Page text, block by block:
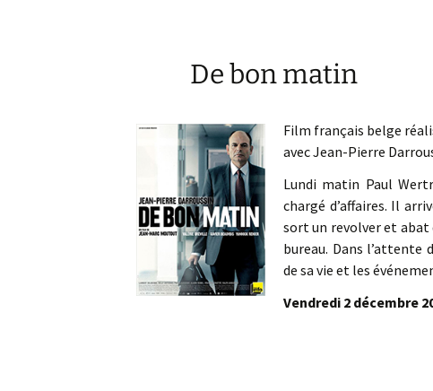
De bon matin
Film français belge
avec Jean-Pierre
Lundi matin Paul
chargé d’affaires. Il
sort un revolver et abat
bureau. Dans l’attente
de sa vie et les
Vendredi 2 décembre